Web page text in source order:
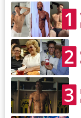
1
2
3